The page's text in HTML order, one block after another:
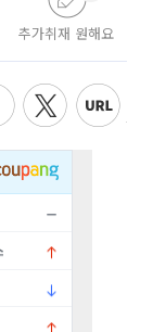
추가취재 원해요